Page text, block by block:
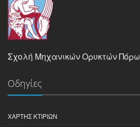
Σχολή Μηχανικών Ορυκτών
Οδηγίες
ΧΆΡΤΗΣ ΚΤΙΡΊΩΝ